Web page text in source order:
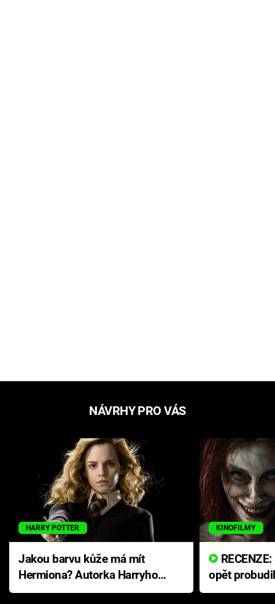
NÁVRHY PRO VÁS
HARRY POTTER
Jakou barvu kůže má mít
Hermiona? Autorka Harryho
Pottera přišla s ráznou
KINOFILMY
opět
přichází s